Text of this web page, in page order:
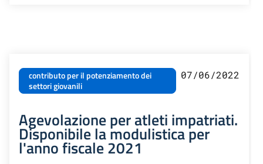
contributo per il potenziamento dei
settori giovanili
07/06/2022
Agevolazione per atleti impatriati.
Disponibile la modulistica per
l'anno fiscale 2021